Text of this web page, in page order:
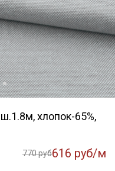
хлопок-65%,
770 руб616 руб/м